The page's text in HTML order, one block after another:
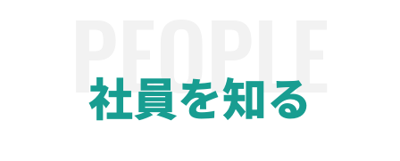
社員を知る